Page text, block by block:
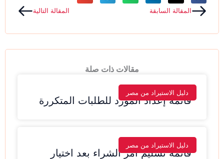
Prevالمقالة السابقة المقالة التاليةNext
مقالات ذات صلة
دليل الاستيراد من مصر
قائمة إعداد المورد للطلبات المتكررة
دليل الاستيراد من مصر
قائمة تسليم أمر الشراء بعد اختيار